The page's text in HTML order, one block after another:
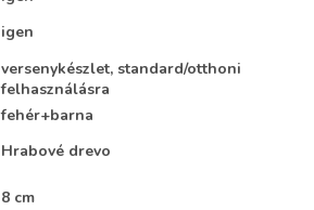
igen
versenykészlet, standard/otthoni
felhasználásra
fehér+barna
Hrabové drevo
8 cm